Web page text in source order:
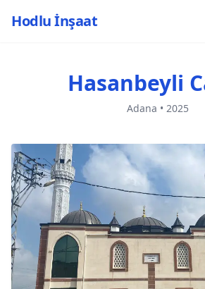
Hodlu İnşaat
Hasanbeyli
Adana • 2025